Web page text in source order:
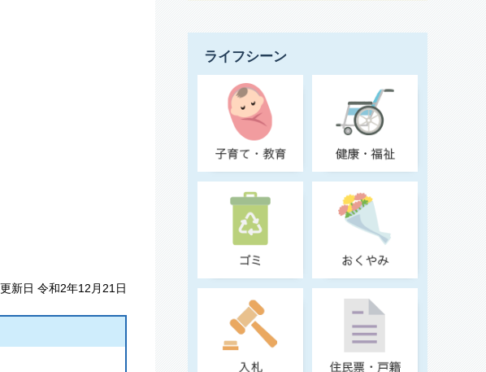
更新日 令和2年12月21日
ライフシーン